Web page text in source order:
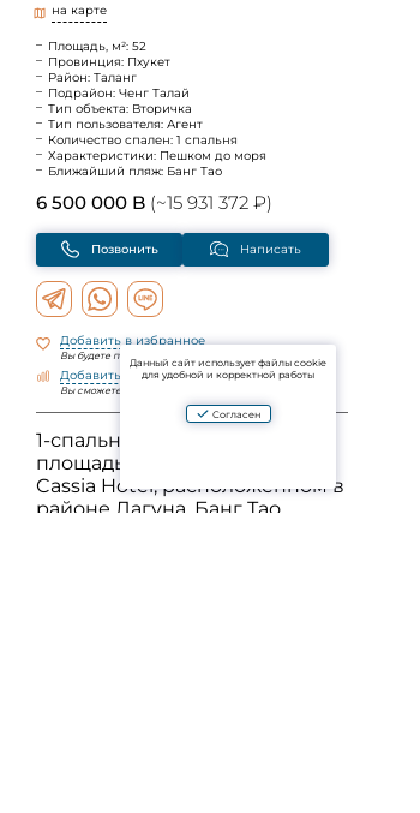
на карте
Площадь, м²: 52
Провинция: Пхукет
Район: Таланг
Подрайон: Ченг Талай
Тип объекта: Вторичка
Тип пользователя: Агент
Количество спален: 1 спальня
Характеристики: Пешком до моря
Ближайший пляж: Банг Тао
6 500 000 B (~15 931 372 ₽)
Позвонить Написать
Добавить в избранное
Вы будете получать уведомления об изменениях
Добавить к сравнению
Вы сможете сравнить объекты по параметрам
1-спальная квартира
площадью 52 м² в комплексе
Cassia Hotel, расположенном в
районе Лагуна, Банг Тао.
Данный сайт использует файлы cookie
для удобной и корректной работы
Согласен